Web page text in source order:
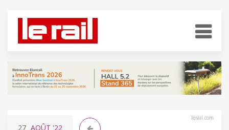
lerail.com
27 AOÛT '22